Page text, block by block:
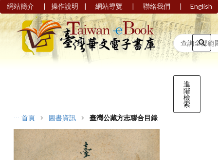
網站簡介 | 操作說明 | 網站導覽 | 聯絡我們 | English
進
階
檢
索
::: 首頁 圖書資訊 臺灣公藏方志聯合目錄